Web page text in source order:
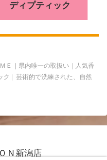
ディプティック
Ｅ｜県内唯一の取扱い｜人気香
ク｜芸術的で洗練された、自然
Ｎ新潟店